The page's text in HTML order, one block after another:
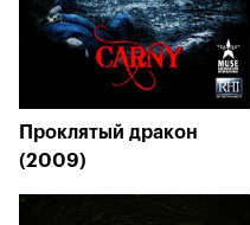
Проклятый дракон
(2009)